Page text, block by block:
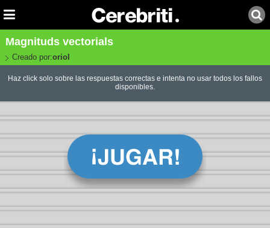
Magnituds vectorials
Creado por:oriol
Haz click solo sobre las respuestas correctas e intenta no usar todos los fallos
disponibles.